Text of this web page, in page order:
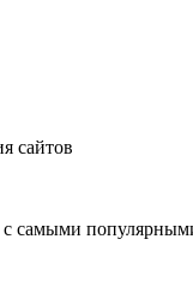
сайтов
с самыми